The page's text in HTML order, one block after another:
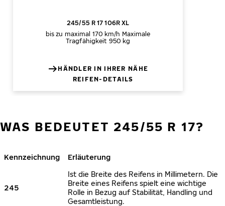
245/55 R 17 106R XL
bis zu maximal 170 km/h Maximale
Tragfähigkeit 950 kg
HÄNDLER IN IHRER NÄHE
REIFEN-DETAILS
WAS BEDEUTET 245/55 R 17?
Kennzeichnung Erläuterung
245
Ist die Breite des Reifens in Millimetern. Die
Breite eines Reifens spielt eine wichtige
Rolle in Bezug auf Stabilität, Handling und
Gesamtleistung.